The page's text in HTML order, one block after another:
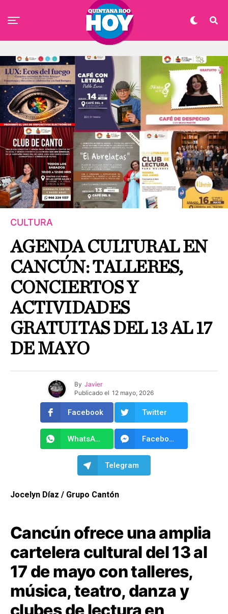
CULTURA
AGENDA CULTURAL EN
CANCÚN: TALLERES,
CONCIERTOS Y
ACTIVIDADES
GRATUITAS DEL 13 AL 17
DE MAYO
By Javier
Publicado el 12 mayo, 2026
Facebook Twitter
WhatsApp Facebook Messenger
Telegram
Jocelyn Díaz / Grupo Cantón
Cancún ofrece una amplia
cartelera cultural del 13 al
17 de mayo con talleres,
música, teatro, danza y
clubes de lectura en